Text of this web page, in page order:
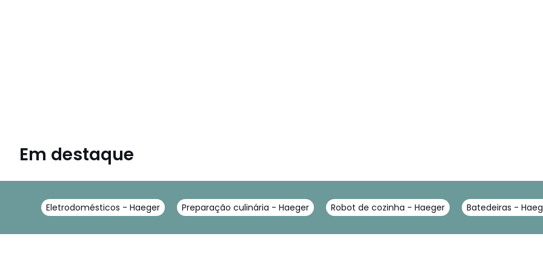
Em destaque
Eletrodomésticos - Haeger Preparação culinária - Haeger Robot de cozinha - Haeger Batedeiras -